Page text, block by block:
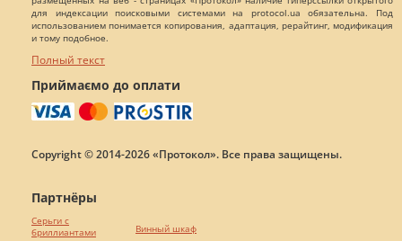
для индексации поисковыми системами на protocol.ua обязательна. Под
использованием понимается копирования, адаптация, рерайтинг, модификация
и тому подобное.
Полный текст
Приймаємо до оплати
Copyright © 2014-2026 «Протокол». Все права защищены.
Партнёры
Серьги с
бриллиантами
Винный шкаф